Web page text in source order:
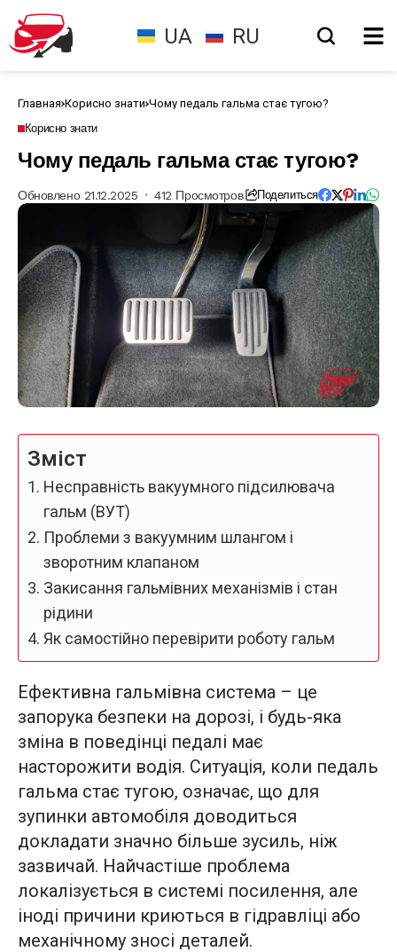
UA RU
Главная Корисно знати Чому педаль гальма стає тугою?
Корисно знати
Чому педаль гальма стає тугою?
Обновлено 21.12.2025 412 Просмотров Поделиться
Зміст
Несправність вакуумного підсилювача
гальм (ВУТ)
Проблеми з вакуумним шлангом і
зворотним клапаном
Закисання гальмівних механізмів і стан
рідини
Як самостійно перевірити роботу гальм
Ефективна гальмівна система – це
запорука безпеки на дорозі, і будь-яка
зміна в поведінці педалі має
насторожити водія. Ситуація, коли педаль
гальма стає тугою, означає, що для
зупинки автомобіля доводиться
докладати значно більше зусиль, ніж
зазвичай. Найчастіше проблема
локалізується в системі посилення, але
іноді причини криються в гідравліці або
механічному зносі деталей.